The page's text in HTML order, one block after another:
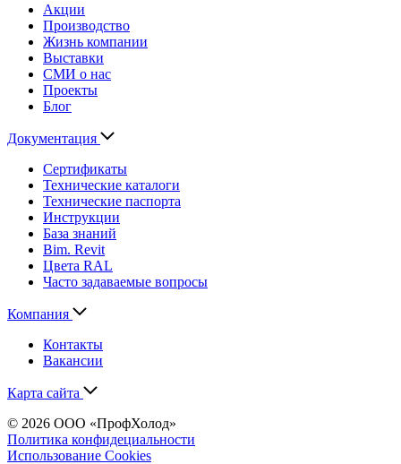
Акции
Производство
Жизнь компании
Выставки
СМИ о нас
Проекты
Блог
Документация
Сертификаты
Технические каталоги
Технические паспорта
Инструкции
База знаний
Bim. Revit
Цвета RAL
Часто задаваемые вопросы
Компания
Контакты
Вакансии
Карта сайта
© 2026 ООО «ПрофХолод»
Политика конфидециальности
Использование Cookies